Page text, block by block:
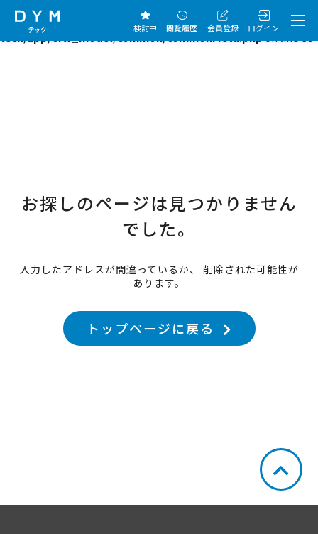
Warning : Creating default object from empty value in
/home/kusanagi/dym-
tech/app/cfw_model/common/commonMeta.php
検討中 閲覧履歴 会員登録 ログイン
お探しのページは見つかりません
でした。
入力したアドレスが間違っているか、 削除された可能性が
あります。
トップページに戻る